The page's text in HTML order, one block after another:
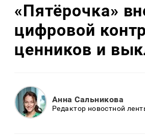
«Пятёрочка»
цифровой
ценников и
Анна Сальникова
Редактор новостной